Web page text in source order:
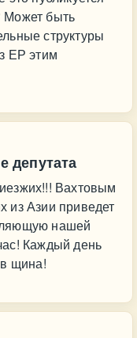
Может быть
структуры
ЕР этим
депутата
Вахтовым
из Азии приведет
нашей
Каждый день
щина!